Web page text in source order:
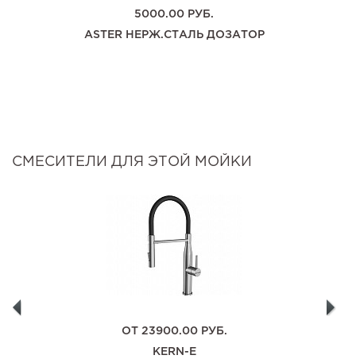
5000.00 РУБ.
ASTER НЕРЖ.СТАЛЬ ДОЗАТОР
СМЕСИТЕЛИ ДЛЯ ЭТОЙ МОЙКИ
ОТ 23900.00РУБ.
KERN-E